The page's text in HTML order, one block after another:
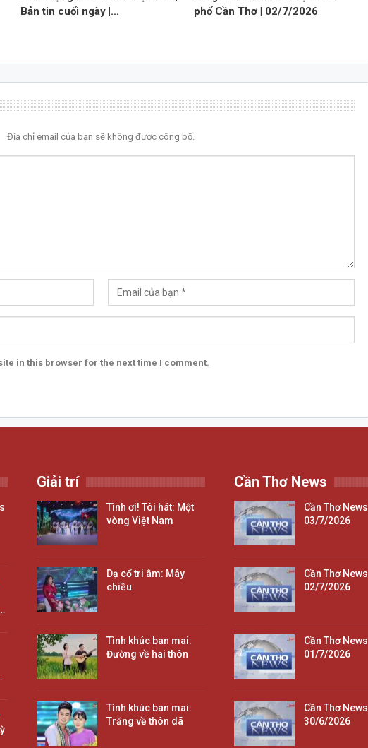
Bản tin cuối ngày |…
phố Cần Thơ | 02/7/2026
Địa chỉ email của bạn sẽ không được công bố.
in this browser for the next time I comment.
Giải trí
Tình ơi! Tôi hát: Một
vòng Việt Nam
Dạ cổ tri âm: Mây
chiều
Tình khúc ban mai:
Đường về hai thôn
Tình khúc ban mai:
Trăng về thôn dã
Cần Thơ News
Cần Thơ News |
03/7/2026
Cần Thơ News |
02/7/2026
Cần Thơ News |
01/7/2026
Cần Thơ News |
30/6/2026